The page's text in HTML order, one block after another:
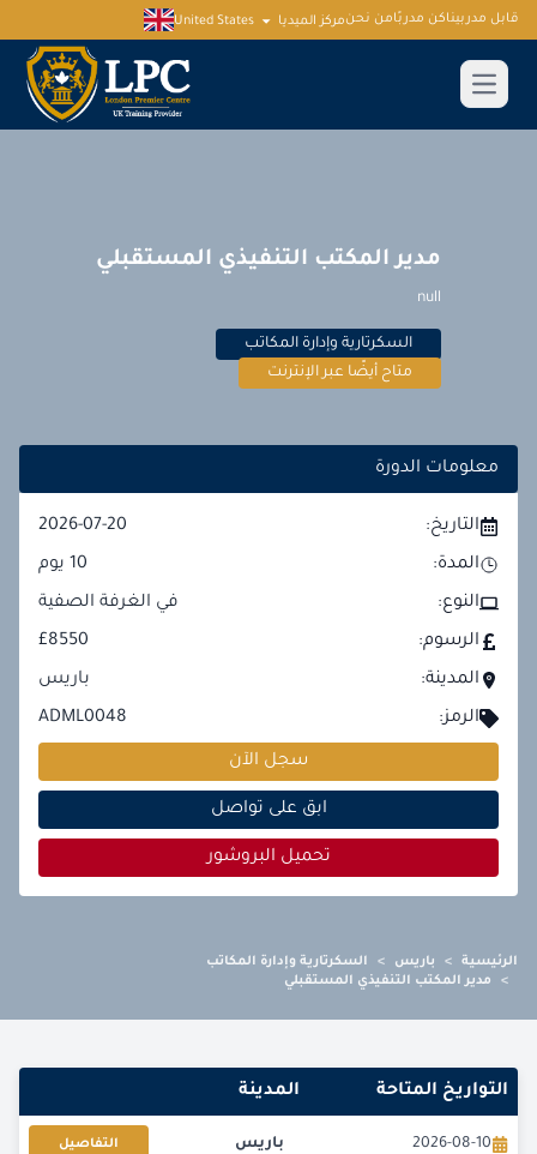
قابل مدربيناكن مدربًامن نحنمركز الميديا United States
مدير المكتب التنفيذي المستقبلي
null
السكرتارية وإدارة المكاتب
متاح أيضًا عبر الإنترنت
معلومات الدورة
التاريخ:
2026-07-20
المدة:
10 يوم
النوع:
في الغرفة الصفية
الرسوم:
£8550
المدينة:
باريس
الرمز:
ADML0048
سجل الآن
ابق على تواصل
تحميل البروشور
الرئيسية > باريس >
السكرتارية وإدارة المكاتب
>
مدير المكتب التنفيذي المستقبلي
التواريخ المتاحة المدينة
2026-08-10 باريس التفاصيل